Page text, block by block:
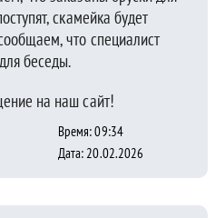
скамейка будет
что специалист
беседы.
на наш сайт!
Время: 09:34
Дата: 20.02.2026